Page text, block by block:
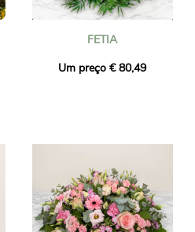
FETIA
Um preço € 80,49